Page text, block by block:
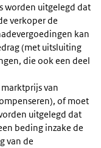
worden uitgelegd dat
verkoper de
kan
(met uitsluiting
die ook een deel
van
of moet
uitgelegd dat
beding inzake de
van de